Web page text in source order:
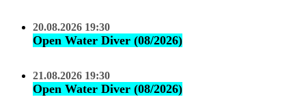
20.08.2026 19:30
Open Water Diver (08/2026)
21.08.2026 19:30
Open Water Diver (08/2026)